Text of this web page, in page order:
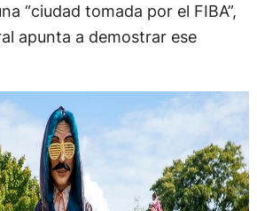
“ciudad tomada por el FIBA”,
apunta a demostrar ese